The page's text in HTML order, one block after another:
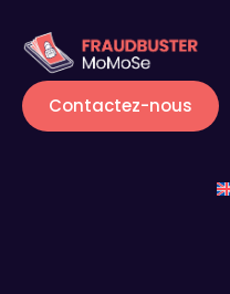
Contactez-nous